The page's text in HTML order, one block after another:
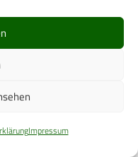
Impressum